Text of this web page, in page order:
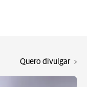
Quero divulgar